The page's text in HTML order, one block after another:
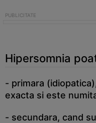
Hipersomnia
- primara
exacta si este
- secundara, cand